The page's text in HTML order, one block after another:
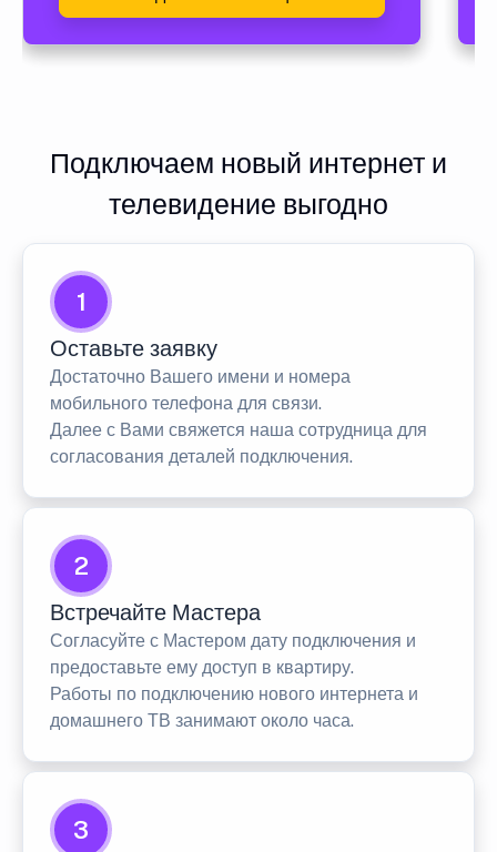
Подключаем новый интернет и
телевидение выгодно
1
Оставьте заявку
Достаточно Вашего имени и номера
мобильного телефона для связи.
Далее с Вами свяжется наша сотрудница для
согласования деталей подключения.
2
Встречайте Мастера
Согласуйте с Мастером дату подключения и
предоставьте ему доступ в квартиру.
Работы по подключению нового интернета и
домашнего ТВ занимают около часа.
3